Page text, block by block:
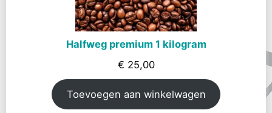
Halfweg premium 1 kilogram
€ 25,00
Toevoegen aan winkelwagen